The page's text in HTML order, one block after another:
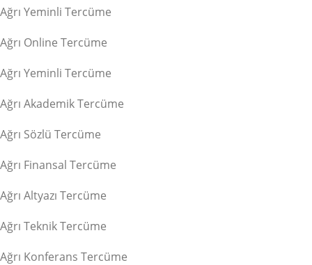
Ağrı Yeminli Tercüme
Ağrı Online Tercüme
Ağrı Yeminli Tercüme
Ağrı Akademik Tercüme
Ağrı Sözlü Tercüme
Ağrı Finansal Tercüme
Ağrı Altyazı Tercüme
Ağrı Teknik Tercüme
Ağrı Konferans Tercüme